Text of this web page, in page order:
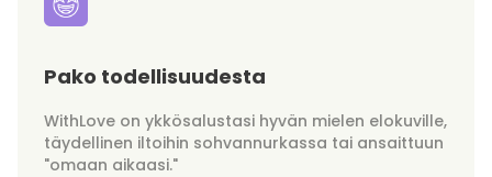
Pako todellisuudesta
WithLove on ykkösalustasi hyvän mielen elokuville,
täydellinen iltoihin sohvannurkassa tai ansaittuun
"omaan aikaasi."